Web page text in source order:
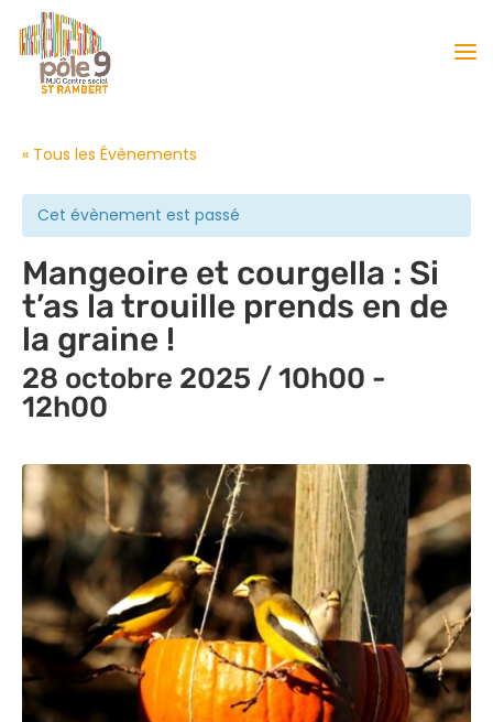
« Tous les Évènements
Cet évènement est passé
Mangeoire et courgella : Si
t’as la trouille prends en de
la graine !
28 octobre 2025 / 10h00 -
12h00